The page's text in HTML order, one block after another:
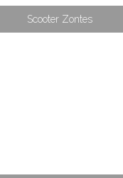
Scooter Zontes